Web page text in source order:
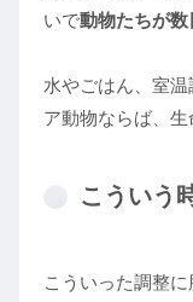
いで動物たちが
水やごはん、室
ア動物ならば、生
こういう
こういった調整